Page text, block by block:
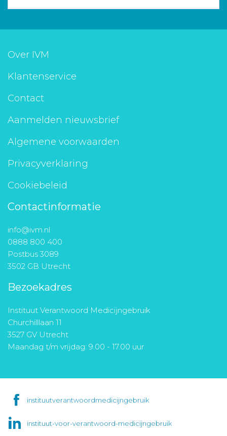
Over IVM
Klantenservice
Contact
Aanmelden nieuwsbrief
Algemene voorwaarden
Privacyverklaring
Cookiebeleid
Contactinformatie
info@ivm.nl
0888 800 400
Postbus 3089
3502 GB Utrecht
Bezoekadres
Instituut Verantwoord Medicijngebruik
Churchilllaan 11
3527 GV Utrecht
Maandag t/m vrijdag: 9.00 - 17.00 uur
instituutverantwoordmedicijngebruik
instituut-voor-verantwoord-medicijngebruik